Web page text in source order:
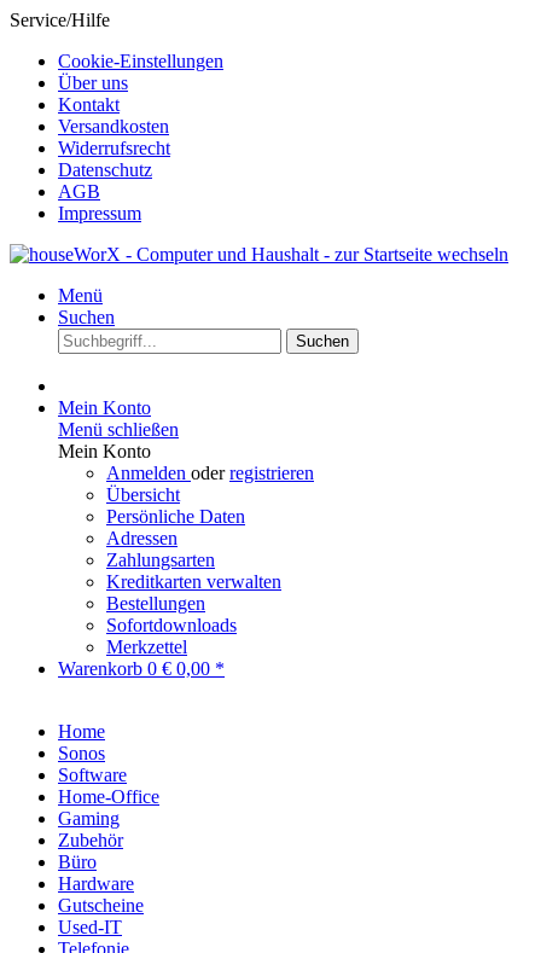
Service/Hilfe
Cookie-Einstellungen
Über uns
Kontakt
Versandkosten
Widerrufsrecht
Datenschutz
AGB
Impressum
Menü
Suchen
Suchen
Mein Konto
Menü schließen
Mein Konto
Anmelden oderregistrieren
Übersicht
Persönliche Daten
Adressen
Zahlungsarten
Kreditkarten verwalten
Bestellungen
Sofortdownloads
Merkzettel
Warenkorb 0 € 0,00 *
Home
Sonos
Software
Home-Office
Gaming
Zubehör
Büro
Hardware
Gutscheine
Used-IT
Telefonie